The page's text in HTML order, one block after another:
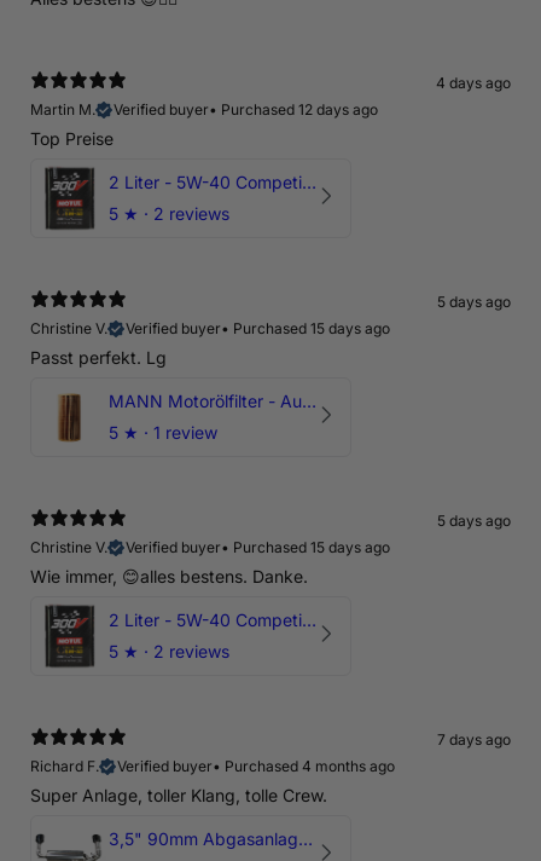
4 days ago
Martin M.
Verified buyer• Purchased 12 days ago
Top Preise
2 Liter - 5W-40 Competition 300V Motul Motoröl
5 ★ · 2 reviews
5 days ago
Christine V.
Verified buyer• Purchased 15 days ago
Passt perfekt. Lg
MANN Motorölfilter - Audi RS3 TTRS RSQ3 VZ5 - DAZ DNW
5 ★ · 1 review
5 days ago
Christine V.
Verified buyer• Purchased 15 days ago
Wie immer, 😊alles bestens. Danke.
2 Liter - 5W-40 Competition 300V Motul Motoröl
5 ★ · 2 reviews
7 days ago
Richard F.
Verified buyer• Purchased 4 months ago
Super Anlage, toller Klang, tolle Crew.
3,5" 90mm Abgasanlage AUDI RSQ3 DNWA 2.5 TFSI